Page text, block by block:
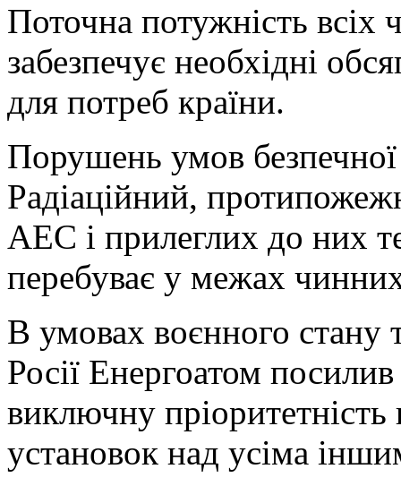
Поточна потужність
забезпечує необхідні
для потреб країни.
Порушень умов безпечної
Радіаційний,
АЕС і прилеглих до них
перебуває у межах
В умовах воєнного стану
Росії Енергоатом
виключну
установок над усіма